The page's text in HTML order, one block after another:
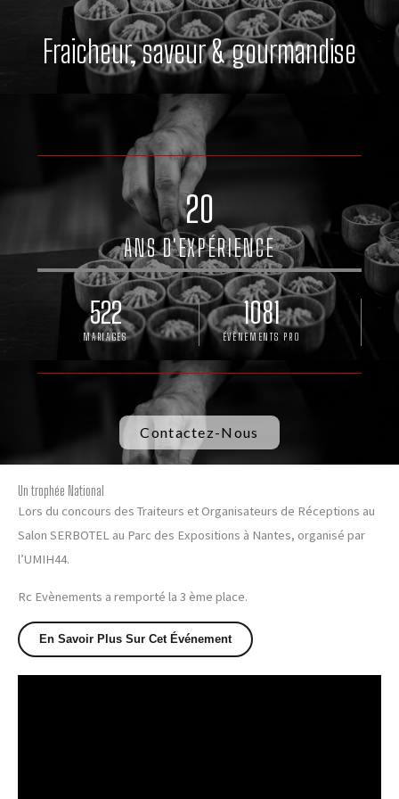
Fraicheur, saveur & gourmandise
ANS D'EXPÉRIENCE
20
MARIAGES
522
ÉVÈNEMENTS PRO
1081
Contactez-Nous
Un trophée National
Lors du concours des Traiteurs et Organisateurs de Réceptions au
Salon SERBOTEL au Parc des Expositions à Nantes, organisé par
l’UMIH44.
Rc Evènements a remporté la 3 ème place.
En Savoir Plus Sur Cet Événement